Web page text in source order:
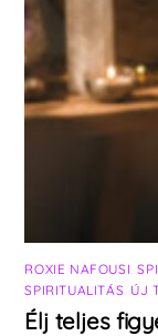
ROXIE NAFOUSI ,
SPIRITUALITÁS ÚJ
Élj teljes